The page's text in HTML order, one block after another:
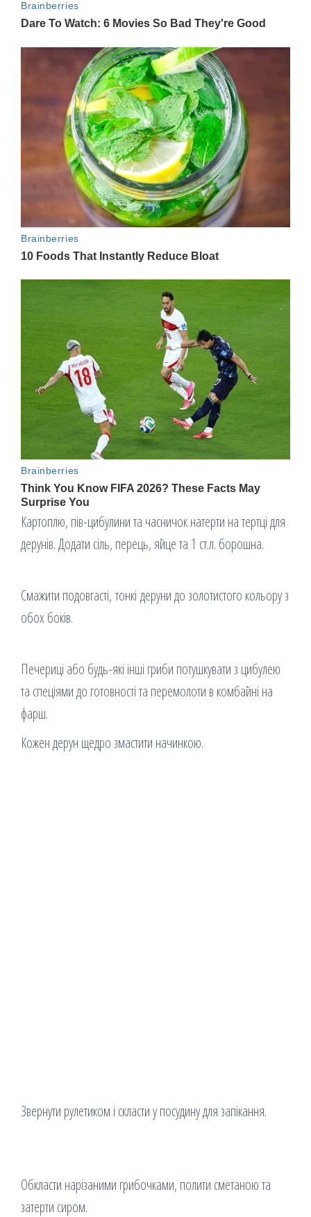
Картоплю, пів-цибулини та часничок натерти на тертці для
дерунів. Додати сіль, перець, яйце та 1 ст.л. борошна.
Смажити подовгасті, тонкі деруни до золотистого кольору з
обох боків.
Печериці або будь-які інші гриби потушкувати з цибулею
та спеціями до готовності та перемолоти в комбайні на
фарш.
Кожен дерун щедро змастити начинкою.
Звернути рулетиком і скласти у посудину для запікання.
Обкласти нарізаними грибочками, полити сметаною та
затерти сиром.